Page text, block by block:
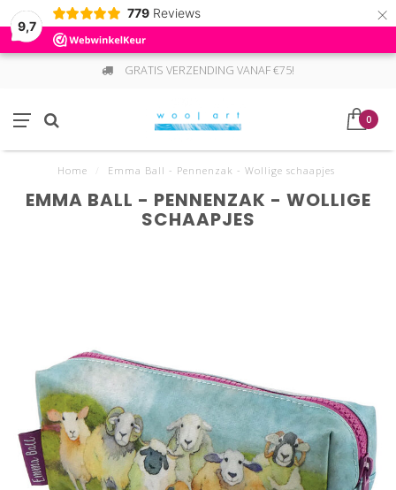
9,7
779 Reviews ×
GRATIS VERZENDING VANAF €75!
0
Home Emma Ball - Pennenzak - Wollige schaapjes
EMMA BALL - PENNENZAK - WOLLIGE
SCHAAPJES